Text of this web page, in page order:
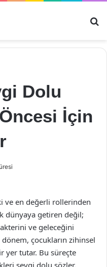
Dolu
İçin
ve en değerli rollerinden
dünyaya getiren değil;
ve geleceğini
çocukların zihinsel
yer tutar. Bu süreçte
sevgi dolu sözler,